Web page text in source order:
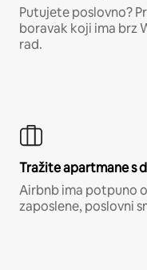
Putujete poslovno?
boravak koji ima brz
rad.
Tražite apartmane s
Airbnb ima potpuno
zaposlene, poslovni